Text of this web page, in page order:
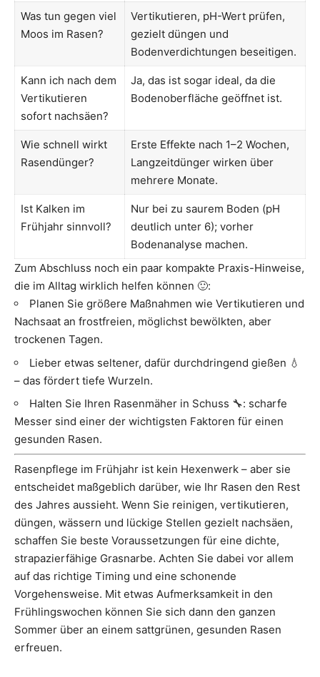
Was tun gegen viel
Moos im Rasen?
Vertikutieren, pH-Wert prüfen,
gezielt düngen und
Bodenverdichtungen beseitigen.
Kann ich nach dem
Vertikutieren
sofort nachsäen?
Ja, das ist sogar ideal, da die
Bodenoberfläche geöffnet ist.
Wie schnell wirkt
Rasendünger?
Erste Effekte nach 1–2 Wochen,
Langzeitdünger wirken über
mehrere Monate.
Ist Kalken im
Frühjahr sinnvoll?
Nur bei zu saurem Boden (pH
deutlich unter 6); vorher
Bodenanalyse machen.
Zum Abschluss noch ein paar kompakte Praxis-Hinweise,
die im Alltag wirklich helfen können 🙂:
Planen Sie größere Maßnahmen wie Vertikutieren und
Nachsaat an frostfreien, möglichst bewölkten, aber
trockenen Tagen.
Lieber etwas seltener, dafür durchdringend gießen 💧
– das fördert tiefe Wurzeln.
Halten Sie Ihren Rasenmäher in Schuss 🔧: scharfe
Messer sind einer der wichtigsten Faktoren für einen
gesunden Rasen.
Rasenpflege im Frühjahr ist kein Hexenwerk – aber sie
entscheidet maßgeblich darüber, wie Ihr Rasen den Rest
des Jahres aussieht. Wenn Sie reinigen, vertikutieren,
düngen, wässern und lückige Stellen gezielt nachsäen,
schaffen Sie beste Voraussetzungen für eine dichte,
strapazierfähige Grasnarbe. Achten Sie dabei vor allem
auf das richtige Timing und eine schonende
Vorgehensweise. Mit etwas Aufmerksamkeit in den
Frühlingswochen können Sie sich dann den ganzen
Sommer über an einem sattgrünen, gesunden Rasen
erfreuen.